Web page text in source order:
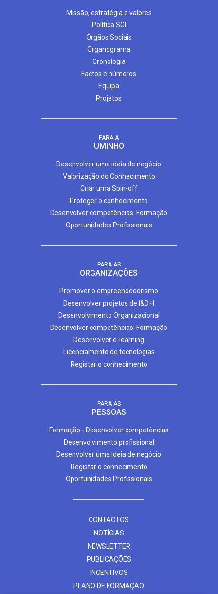
Missão, estratégia e valores
Política SGI
Órgãos Sociais
Organograma
Cronologia
Factos e números
Equipa
Projetos
PARA A
UMINHO
Desenvolver uma ideia de negócio
Valorização do Conhecimento
Criar uma Spin-off
Proteger o conhecimento
Desenvolver competências: Formação
Oportunidades Profissionais
PARA AS
ORGANIZAÇÕES
Promover o empreendedorismo
Desenvolver projetos de I&D+I
Desenvolvimento Organizacional
Desenvolver competências: Formação
Desenvolver e-learning
Licenciamento de tecnologias
Registar o conhecimento
PARA AS
PESSOAS
Formação - Desenvolver competências
Desenvolvimento profissional
Desenvolver uma ideia de negócio
Registar o conhecimento
Oportunidades Profissionais
CONTACTOS
NOTÍCIAS
NEWSLETTER
PUBLICAÇÕES
INCENTIVOS
PLANO DE FORMAÇÃO